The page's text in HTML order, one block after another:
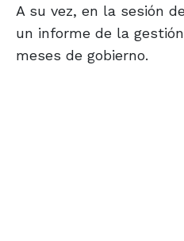
A su vez, en la sesión
un informe de la
meses de gobierno.